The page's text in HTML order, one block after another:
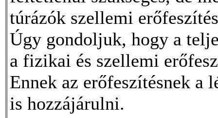
túrázók szellemi
Úgy gondoljuk, hogy a
a fizikai és szellemi
Ennek az erőfeszítésnek a
is hozzájárulni.